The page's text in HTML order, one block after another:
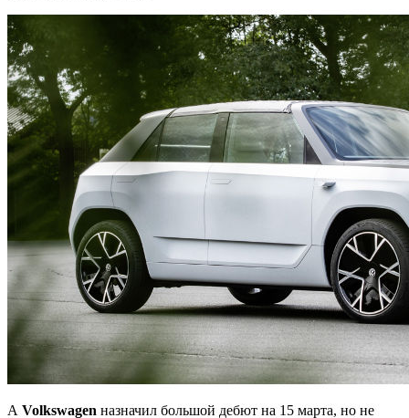
А Volkswagen назначил большой дебют на 15 марта, но не